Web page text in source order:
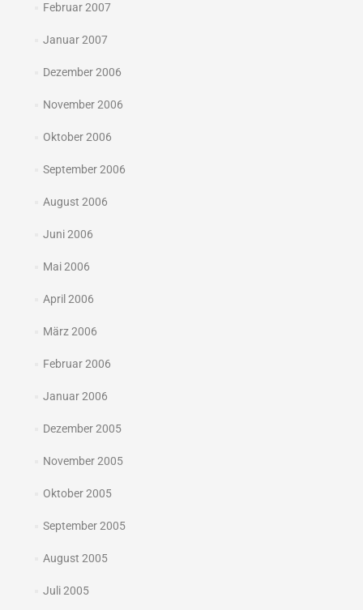
Februar 2007
Januar 2007
Dezember 2006
November 2006
Oktober 2006
September 2006
August 2006
Juni 2006
Mai 2006
April 2006
März 2006
Februar 2006
Januar 2006
Dezember 2005
November 2005
Oktober 2005
September 2005
August 2005
Juli 2005